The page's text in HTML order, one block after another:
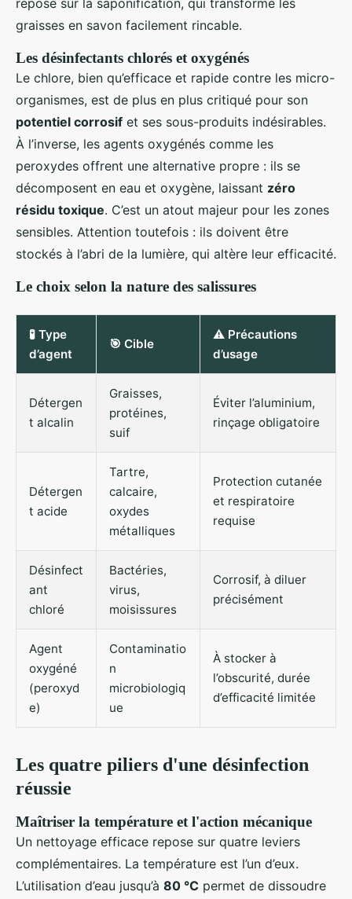
repose sur la saponification, qui transforme les
graisses en savon facilement rincable.
Les désinfectants chlorés et oxygénés
Le chlore, bien qu’efficace et rapide contre les micro-
organismes, est de plus en plus critiqué pour son
potentiel corrosif et ses sous-produits indésirables.
À l’inverse, les agents oxygénés comme les
peroxydes offrent une alternative propre : ils se
décomposent en eau et oxygène, laissant zéro
résidu toxique. C’est un atout majeur pour les zones
sensibles. Attention toutefois : ils doivent être
stockés à l’abri de la lumière, qui altère leur efficacité.
Le choix selon la nature des salissures
🧪 Type
d’agent
🎯 Cible
⚠️ Précautions
d’usage
Détergen
t alcalin
Graisses,
protéines,
suif
Éviter l’aluminium,
rinçage obligatoire
Détergen
t acide
Tartre,
calcaire,
oxydes
métalliques
Protection cutanée
et respiratoire
requise
Désinfect
ant
chloré
Bactéries,
virus,
moisissures
Corrosif, à diluer
précisément
Agent
oxygéné
(peroxyd
e)
Contaminatio
n
microbiologiq
ue
À stocker à
l’obscurité, durée
d’efficacité limitée
Les quatre piliers d'une désinfection
réussie
Maîtriser la température et l'action mécanique
Un nettoyage efficace repose sur quatre leviers
complémentaires. La température est l’un d’eux.
L’utilisation d’eau jusqu’à 80 °C permet de dissoudre